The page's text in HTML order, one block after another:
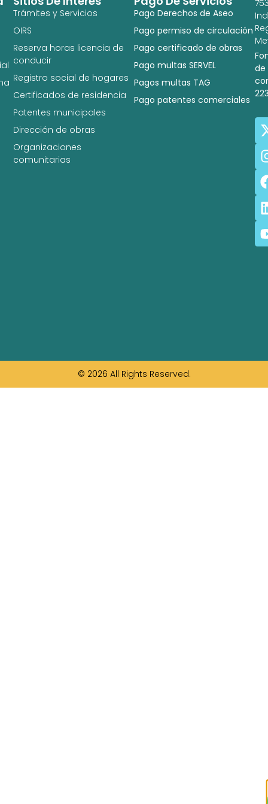
Pago Derechos de Aseo
Pago permiso de circulación
Pago certificado de obras
Pago multas SERVEL
Pagos multas TAG
Pago patentes comerciales
Trámites y Servicios
OIRS
Reserva horas licencia de
conducir
Registro social de hogares
Certificados de residencia
Patentes municipales
Dirección de obras
Organizaciones
comunitarias
de
© 2026 All Rights Reserved.